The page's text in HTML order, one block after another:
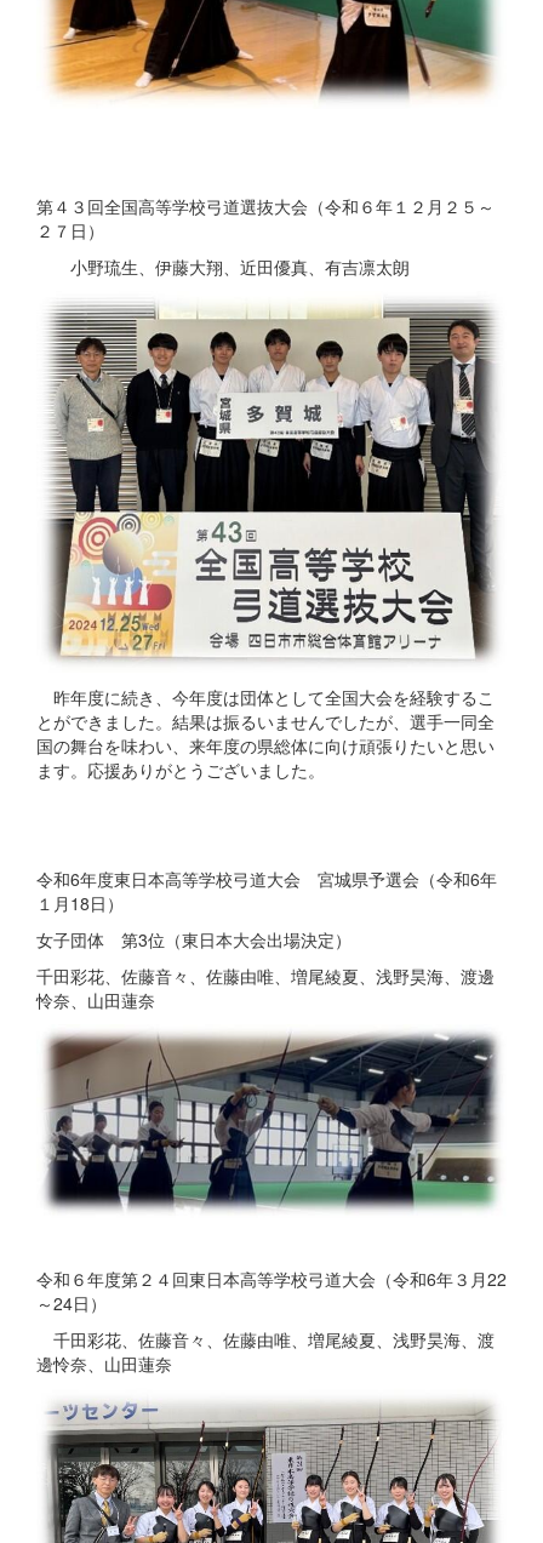
第４３回全国高等学校弓道選抜大会（令和６年１２月２５～
２７日）
小野琉生、伊藤大翔、近田優真、有吉凛太朗
昨年度に続き、今年度は団体として全国大会を経験するこ
とができました。結果は振るいませんでしたが、選手一同全
国の舞台を味わい、来年度の県総体に向け頑張りたいと思い
ます。応援ありがとうございました。
令和6年度東日本高等学校弓道大会 宮城県予選会（令和6年
１月18日）
女子団体 第3位（東日本大会出場決定）
千田彩花、佐藤音々、佐藤由唯、増尾綾夏、浅野昊海、渡邊
怜奈、山田蓮奈
令和６年度第２４回東日本高等学校弓道大会（令和6年３月22
～24日）
千田彩花、佐藤音々、佐藤由唯、増尾綾夏、浅野昊海、渡
邊怜奈、山田蓮奈